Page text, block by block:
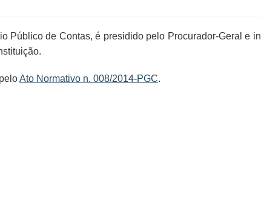
Público de Contas, é presidido pelo Procurador-Geral e
Ato Normativo n. 008/2014-PGC.